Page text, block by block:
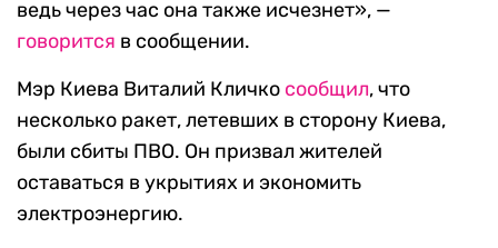
ведь через час она также исчезнет», —
говорится в сообщении.
Мэр Киева Виталий Кличко сообщил, что
несколько ракет, летевших в сторону Киева,
были сбиты ПВО. Он призвал жителей
оставаться в укрытиях и экономить
электроэнергию.